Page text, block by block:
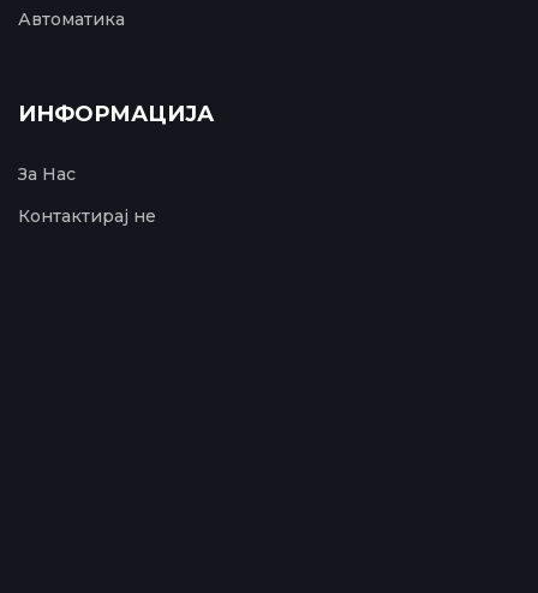
Автоматика
ИНФОРМАЦИЈА
За Нас
Контактирај не